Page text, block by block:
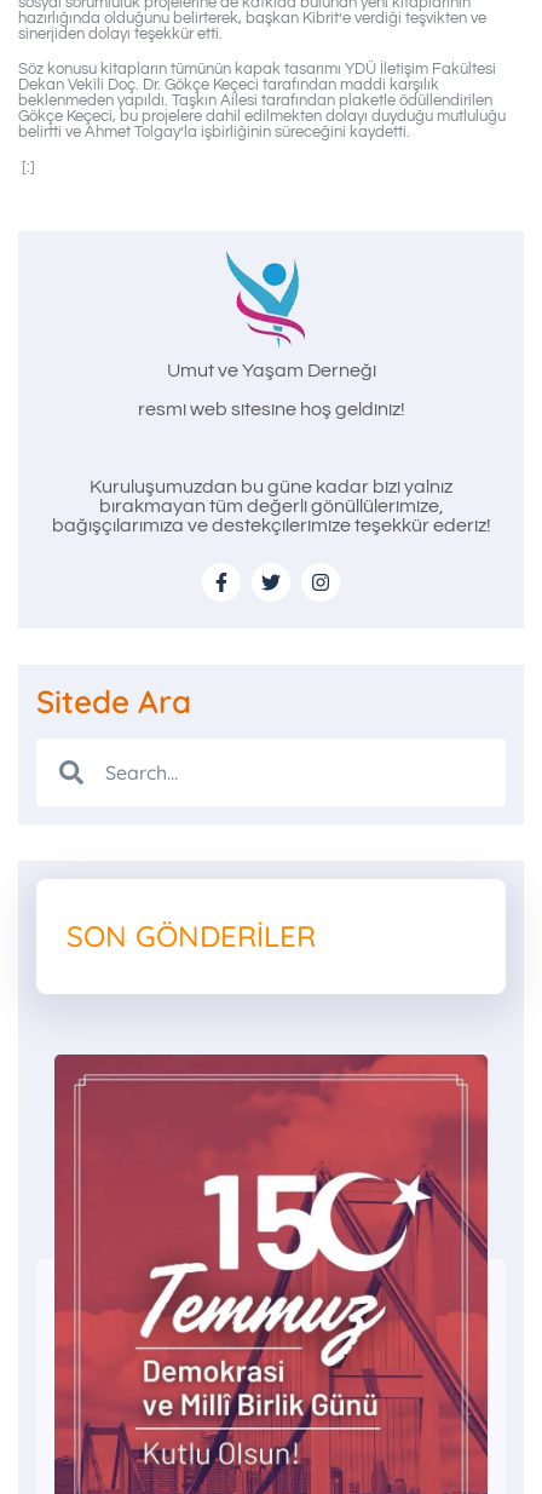
hazırlığında olduğunu belirterek, başkan Kibrit’e verdiği teşvikten ve
sinerjiden dolayı teşekkür etti.
Söz konusu kitapların tümünün kapak tasarımı YDÜ İletişim Fakültesi
Dekan Vekili Doç. Dr. Gökçe Keçeci tarafından maddi karşılık
beklenmeden yapıldı. Taşkın Ailesi tarafından plaketle ödüllendirilen
Gökçe Keçeci, bu projelere dahil edilmekten dolayı duyduğu mutluluğu
belirtti ve Ahmet Tolgay’la işbirliğinin süreceğini kaydetti.
[:]
Umut ve Yaşam Derneği
resmi web sitesine hoş geldiniz!
Kuruluşumuzdan bu güne kadar bizi yalnız
bırakmayan tüm değerli gönüllülerimize,
bağışçılarımıza ve destekçilerimize teşekkür ederiz!
Sitede Ara
SON GÖNDERILER